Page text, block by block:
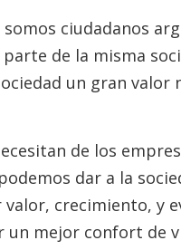
ciudadanos
parte de la misma
un gran valor
de los
dar a la
crecimiento, y
un mejor confort de